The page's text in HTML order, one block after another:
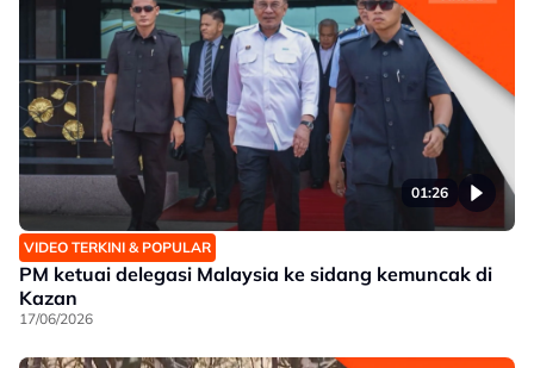
01:26
VIDEO TERKINI & POPULAR
PM ketuai delegasi Malaysia ke sidang kemuncak di
Kazan
17/06/2026